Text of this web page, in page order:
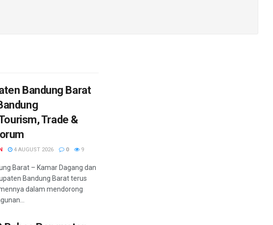
Bandung Barat
Trade &
4 AUGUST 2026 0 9
Barat – Kamar Dagang dan
Bandung Barat terus
dalam mendorong